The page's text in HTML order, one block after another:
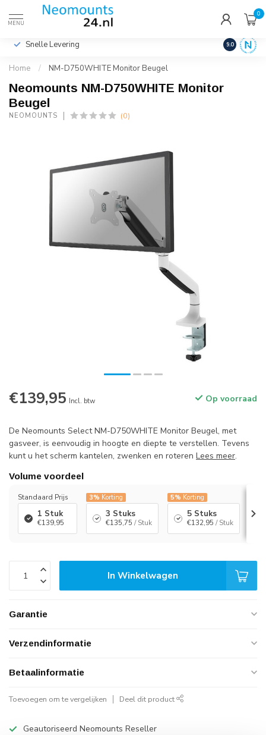
MENU
0
Incl. btw
Snelle Levering Hoge
9.0
Home / NM-D750WHITE Monitor Beugel
Neomounts NM-D750WHITE Monitor
Beugel
NEOMOUNTS (0)
€139,95 Incl. btw Op voorraad
De Neomounts Select NM-D750WHITE Monitor Beugel, met
gasveer, is eenvoudig in hoogte en diepte te verstellen. Tevens
kunt u het scherm kantelen, zwenken en roteren Lees meer.
Volume voordeel
Standaard Prijs
1 Stuk
€139,95
3% Korting
3 Stuks
€135,75 / Stuk
5% Korting
5 Stuks
€132,95 / Stuk
In Winkelwagen
Garantie
Verzendinformatie
Betaalinformatie
Toevoegen om te vergelijken Deel dit product
Geautoriseerd Neomounts Reseller